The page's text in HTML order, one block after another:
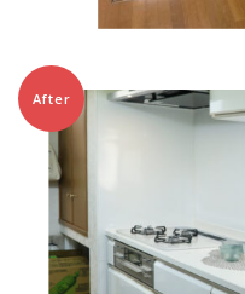
After